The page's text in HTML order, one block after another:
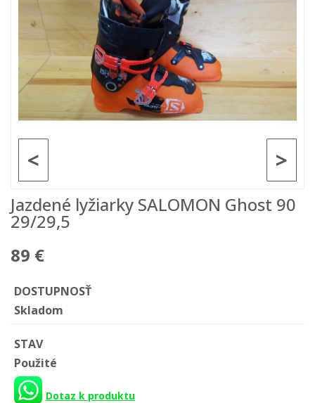
>
<
Jazdené lyžiarky SALOMON Ghost 90
29/29,5
89 €
DOSTUPNOSŤ
Skladom
STAV
Použité
Dotaz k produktu